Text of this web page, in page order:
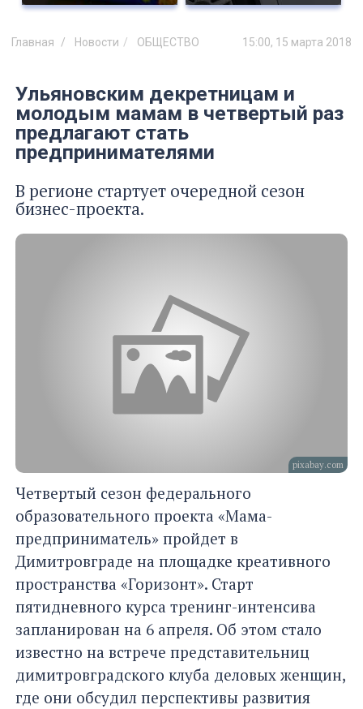
Главная Новости ОБЩЕСТВО 15:00, 15 марта 2018
Ульяновским декретницам и
молодым мамам в четвертый раз
предлагают стать
предпринимателями
В регионе стартует очередной сезон
бизнес-проекта.
pixabay.com
Четвертый сезон федерального
образовательного проекта «Мама-
предприниматель» пройдет в
Димитровграде на площадке креативного
пространства «Горизонт». Старт
пятидневного курса тренинг-интенсива
запланирован на 6 апреля. Об этом стало
известно на встрече представительниц
димитровградского клуба деловых женщин,
где они обсудил перспективы развития